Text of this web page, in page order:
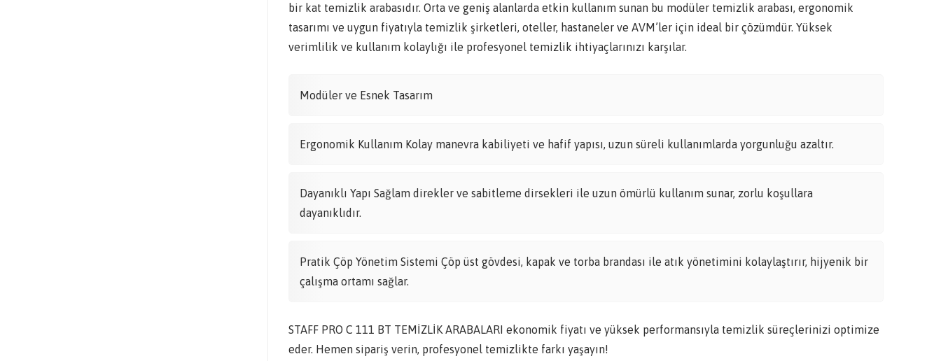
bir kat temizlik arabasıdır. Orta ve geniş alanlarda etkin kullanım sunan bu modüler temizlik arabası, ergonomik
tasarımı ve uygun fiyatıyla temizlik şirketleri, oteller, hastaneler ve AVM’ler için ideal bir çözümdür. Yüksek
verimlilik ve kullanım kolaylığı ile profesyonel temizlik ihtiyaçlarınızı karşılar.
Modüler ve Esnek Tasarım
Ergonomik Kullanım Kolay manevra kabiliyeti ve hafif yapısı, uzun süreli kullanımlarda yorgunluğu azaltır.
Dayanıklı Yapı Sağlam direkler ve sabitleme dirsekleri ile uzun ömürlü kullanım sunar, zorlu koşullara
dayanıklıdır.
Pratik Çöp Yönetim Sistemi Çöp üst gövdesi, kapak ve torba brandası ile atık yönetimini kolaylaştırır, hijyenik bir
çalışma ortamı sağlar.
STAFF PRO C 111 BT TEMİZLİK ARABALARI ekonomik fiyatı ve yüksek performansıyla temizlik süreçlerinizi optimize
eder. Hemen sipariş verin, profesyonel temizlikte farkı yaşayın!